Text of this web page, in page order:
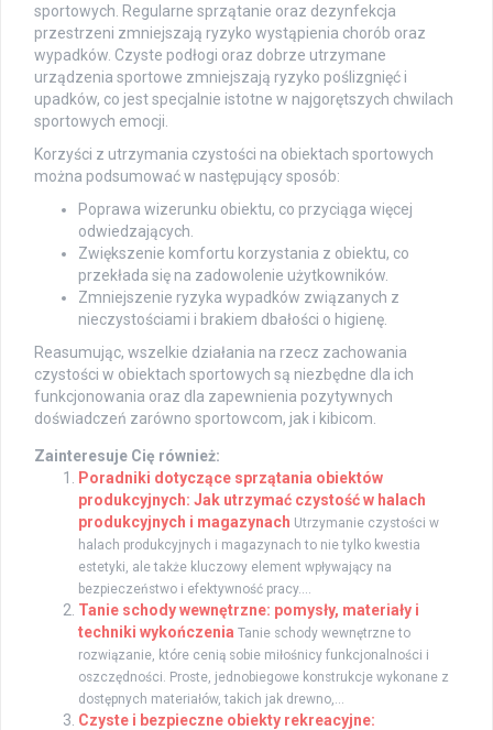
sportowych. Regularne sprzątanie oraz dezynfekcja
przestrzeni zmniejszają ryzyko wystąpienia chorób oraz
wypadków. Czyste podłogi oraz dobrze utrzymane
urządzenia sportowe zmniejszają ryzyko poślizgnięć i
upadków, co jest specjalnie istotne w najgorętszych chwilach
sportowych emocji.
Korzyści z utrzymania czystości na obiektach sportowych
można podsumować w następujący sposób:
Poprawa wizerunku obiektu, co przyciąga więcej
odwiedzających.
Zwiększenie komfortu korzystania z obiektu, co
przekłada się na zadowolenie użytkowników.
Zmniejszenie ryzyka wypadków związanych z
nieczystościami i brakiem dbałości o higienę.
Reasumując, wszelkie działania na rzecz zachowania
czystości w obiektach sportowych są niezbędne dla ich
funkcjonowania oraz dla zapewnienia pozytywnych
doświadczeń zarówno sportowcom, jak i kibicom.
Zainteresuje Cię również:
Poradniki dotyczące sprzątania obiektów
produkcyjnych: Jak utrzymać czystość w halach
produkcyjnych i magazynach Utrzymanie czystości w
halach produkcyjnych i magazynach to nie tylko kwestia
estetyki, ale także kluczowy element wpływający na
bezpieczeństwo i efektywność pracy....
Tanie schody wewnętrzne: pomysły, materiały i
techniki wykończenia Tanie schody wewnętrzne to
rozwiązanie, które cenią sobie miłośnicy funkcjonalności i
oszczędności. Proste, jednobiegowe konstrukcje wykonane z
dostępnych materiałów, takich jak drewno,...
Czyste i bezpieczne obiekty rekreacyjne: